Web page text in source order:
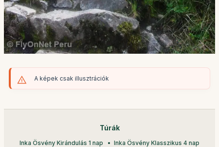
A képek csak illusztrációk
Túrák
Inka Ösvény Kirándulás 1 nap Inka Ösvény Klasszikus 4 nap